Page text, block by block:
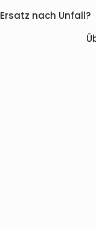
Ersatz nach Unfall?